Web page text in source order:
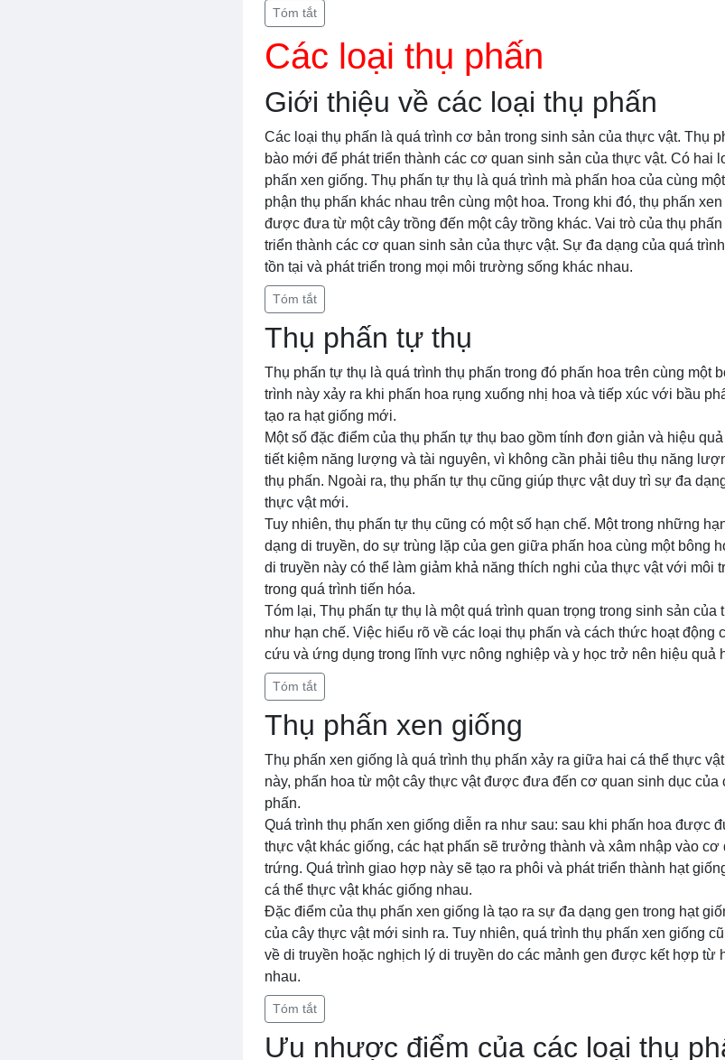
Tóm tắt
Các loại thụ phấn
Giới thiệu về các loại thụ phấn
Các loại thụ phấn là quá trình cơ bản trong sinh sản của thực vật. Thụ
bào mới để phát triển thành các cơ quan sinh sản của thực vật. Có hai
phấn xen giống. Thụ phấn tự thụ là quá trình mà phấn hoa của cùng
phận thụ phấn khác nhau trên cùng một hoa. Trong khi đó, thụ phấn
được đưa từ một cây trồng đến một cây trồng khác. Vai trò của thụ
triển thành các cơ quan sinh sản của thực vật. Sự đa dạng của quá
tồn tại và phát triển trong mọi môi trường sống khác nhau.
Tóm tắt
Thụ phấn tự thụ
Thụ phấn tự thụ là quá trình thụ phấn trong đó phấn hoa trên cùng một
trình này xảy ra khi phấn hoa rụng xuống nhị hoa và tiếp xúc với bầu
tạo ra hạt giống mới.
Một số đặc điểm của thụ phấn tự thụ bao gồm tính đơn giản và hiệu
tiết kiệm năng lượng và tài nguyên, vì không cần phải tiêu thụ năng
thụ phấn. Ngoài ra, thụ phấn tự thụ cũng giúp thực vật duy trì sự đa
thực vật mới.
Tuy nhiên, thụ phấn tự thụ cũng có một số hạn chế. Một trong những
dạng di truyền, do sự trùng lặp của gen giữa phấn hoa cùng một bông
di truyền này có thể làm giảm khả năng thích nghi của thực vật với môi
trong quá trình tiến hóa.
Tóm lại, Thụ phấn tự thụ là một quá trình quan trọng trong sinh sản
như hạn chế. Việc hiểu rõ về các loại thụ phấn và cách thức hoạt động
cứu và ứng dụng trong lĩnh vực nông nghiệp và y học trở nên hiệu quả
Tóm tắt
Thụ phấn xen giống
Thụ phấn xen giống là quá trình thụ phấn xảy ra giữa hai cá thể thực
này, phấn hoa từ một cây thực vật được đưa đến cơ quan sinh dục của
phấn.
Quá trình thụ phấn xen giống diễn ra như sau: sau khi phấn hoa được
thực vật khác giống, các hạt phấn sẽ trưởng thành và xâm nhập vào
trứng. Quá trình giao hợp này sẽ tạo ra phôi và phát triển thành hạt
cá thể thực vật khác giống nhau.
Đặc điểm của thụ phấn xen giống là tạo ra sự đa dạng gen trong hạt
của cây thực vật mới sinh ra. Tuy nhiên, quá trình thụ phấn xen giống
về di truyền hoặc nghịch lý di truyền do các mảnh gen được kết hợp từ
nhau.
Tóm tắt
Ưu nhược điểm của các loại thụ